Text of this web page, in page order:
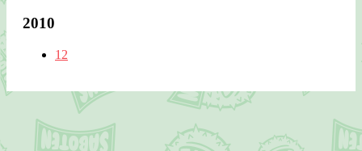
2010
12